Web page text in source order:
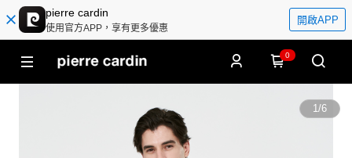
pierre cardin
使用官方APP，享有更多優惠
開啟APP
0
1/6